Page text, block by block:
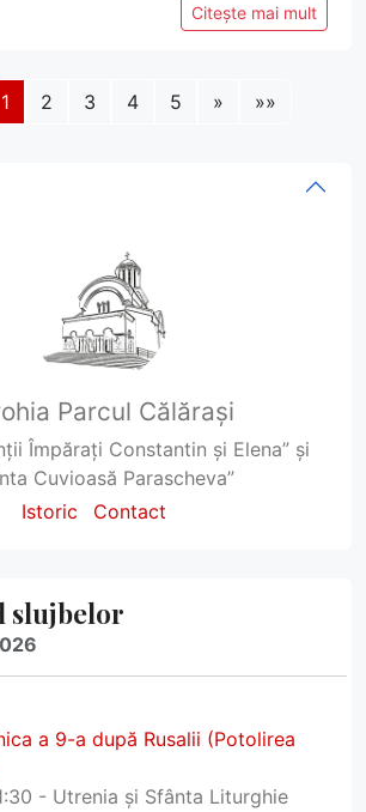
Citește mai mult
1 2 3 4 5 » »»
Parcul Călărași
Împărați Constantin și Elena” și
Cuvioasă Parascheva”
Istoric
Contact
slujbelor
a 9-a după Rusalii (Potolirea
- Utrenia și Sfânta Liturghie